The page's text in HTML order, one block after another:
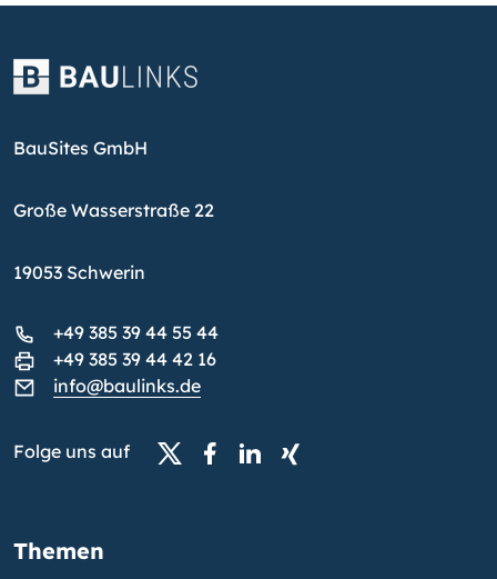
BauSites GmbH
Große Wasserstraße 22
19053 Schwerin
+49 385 39 44 55 44
+49 385 39 44 42 16
info@baulinks.de
Folge uns auf
Themen